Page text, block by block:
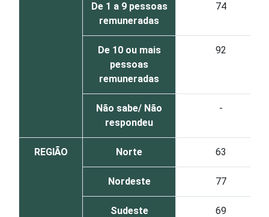
De 1 a 9 pessoas
remuneradas
74
De 10 ou mais
pessoas
remuneradas
92
Não sabe/ Não
respondeu
-
REGIÃO Norte 63
Nordeste 77
Sudeste 69